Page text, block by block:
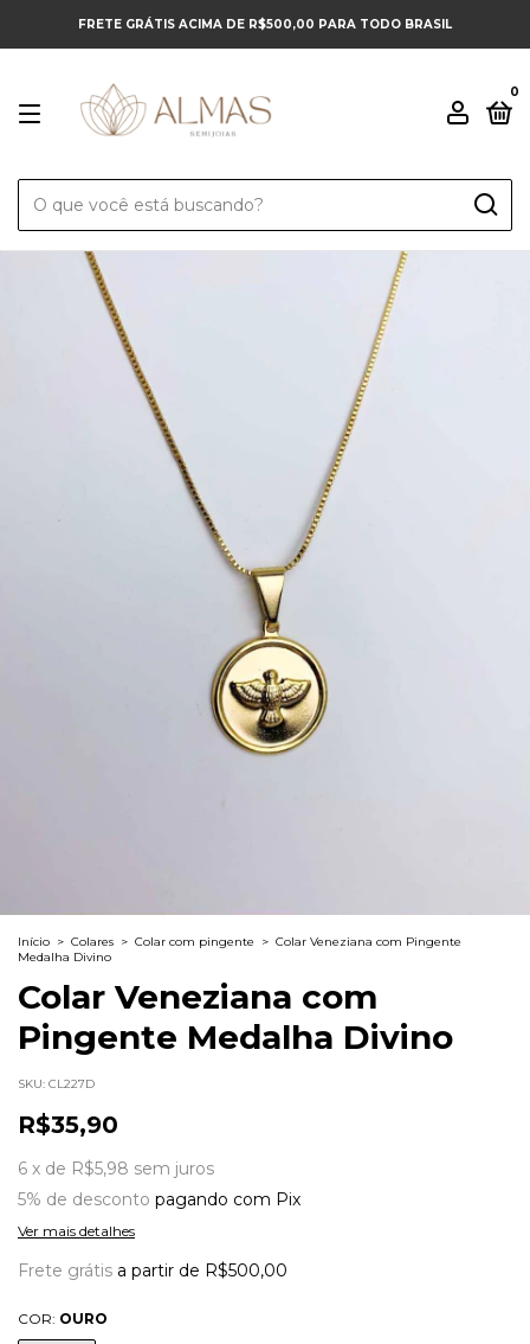
FRETE GRÁTIS ACIMA DE R$500,00 PARA TODO BRASIL
0
Início > Colares > Colar com pingente > Colar Veneziana com Pingente
Medalha Divino
Colar Veneziana com
Pingente Medalha Divino
SKU: CL227D
R$35,90
6 x de R$5,98 sem juros
5% de desconto pagando com Pix
Ver mais detalhes
Frete grátis a partir de R$500,00
COR: OURO